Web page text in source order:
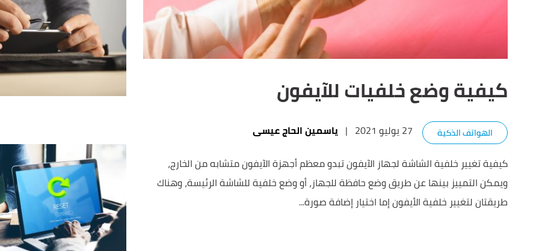
كيفية وضع خلفيات للآيفون
الهواتف الذكية 27 يوليو 2021 | ياسمين الحاج عيسى
كيفية تغيير خلفية الشاشة لجهاز الآيفون تبدو معظم أجهزة الآيفون متشابه من الخارج،
ويمكن التمييز بينها عن طريق وضع حافظة للجهاز، أو وضع خلفية للشاشة الرئيسة، وهناك
طريقتان لتغيير خلفية الأيفون إما اختيار إضافة صورة...